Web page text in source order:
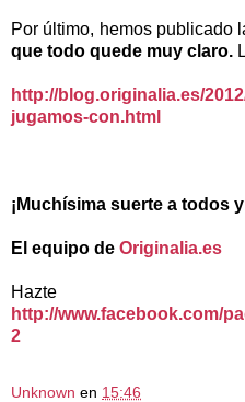
Por último, hemos publicado
que todo quede muy claro.
http://blog.originalia.es/
jugamos-con.html
¡Muchísima suerte a todos
El equipo de Originalia.es
http://www.facebook.com/
2
Unknown en 15:46